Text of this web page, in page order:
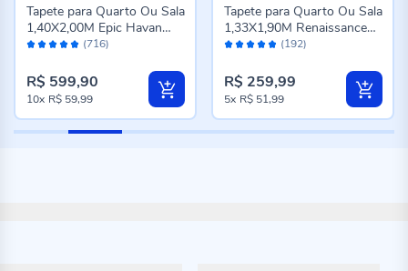
Avaliação: (716)
Tapete para Quarto Ou Sala
1,40X2,00M Epic Havan
Casa - Cinza Novo
R$ 599,90
10x R$ 59,99
Avaliação: (192)
Tapete para Quarto Ou Sala
1,33X1,90M Renaissance
Havan Casa - Genova
R$ 259,99
5x R$ 51,99